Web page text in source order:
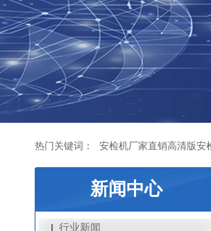
热门关键词： 安检机厂家直销高清版安
新闻中心
行业新闻